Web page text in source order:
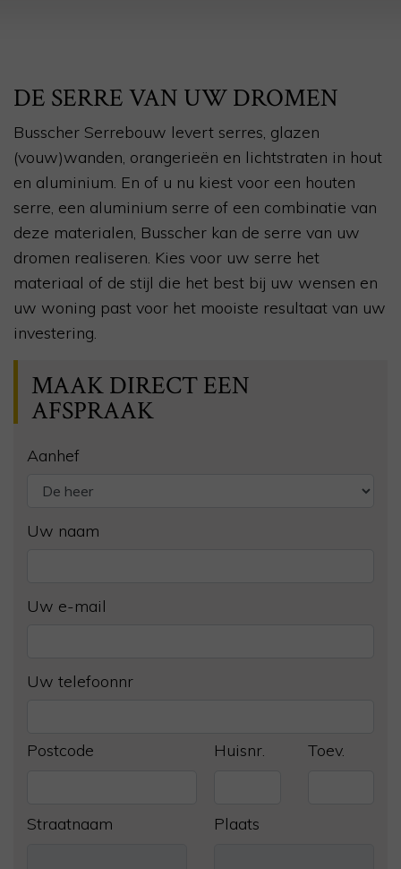
DE SERRE VAN UW DROMEN
Busscher Serrebouw levert serres, glazen
(vouw)wanden, orangerieën en lichtstraten in hout
en aluminium. En of u nu kiest voor een houten
serre, een aluminium serre of een combinatie van
deze materialen, Busscher kan de serre van uw
dromen realiseren. Kies voor uw serre het
materiaal of de stijl die het best bij uw wensen en
uw woning past voor het mooiste resultaat van uw
investering.
MAAK DIRECT EEN
AFSPRAAK
Aanhef
Uw naam
Uw e-mail
Uw telefoonnr
Postcode Huisnr. Toev.
Straatnaam Plaats